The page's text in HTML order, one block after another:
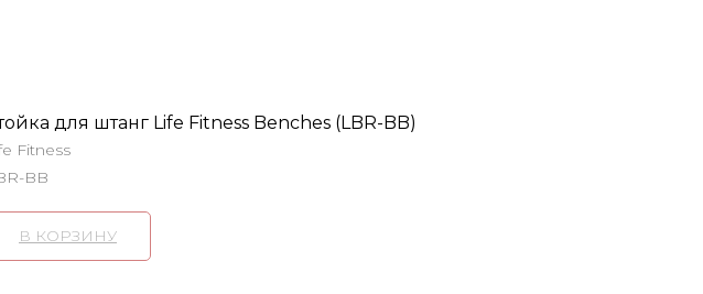
для штанг Life Fitness Benches (LBR-BB)
Fitness
BB
В КОРЗИНУ